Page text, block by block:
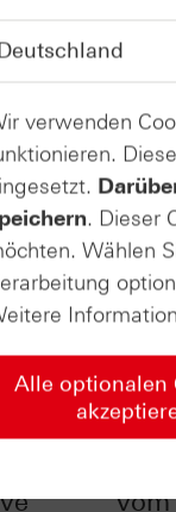
vom
verwenden
. Dieser
Wählen
Alle optionalen